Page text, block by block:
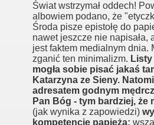
Świat wstrzymał oddech!
albowiem podano, że
Środa pisze epistołę do
nawet jeszcze nie napisała,
jest faktem medialnym dnia.
zganić ten minimalizm.
mogła sobie pisać jakaś
Katarzyna ze Sieny.
adresatem godnym
Pan Bóg - tym bardziej, że
(jak wynika z zapowiedzi)
kompetencje papieża;
ministry